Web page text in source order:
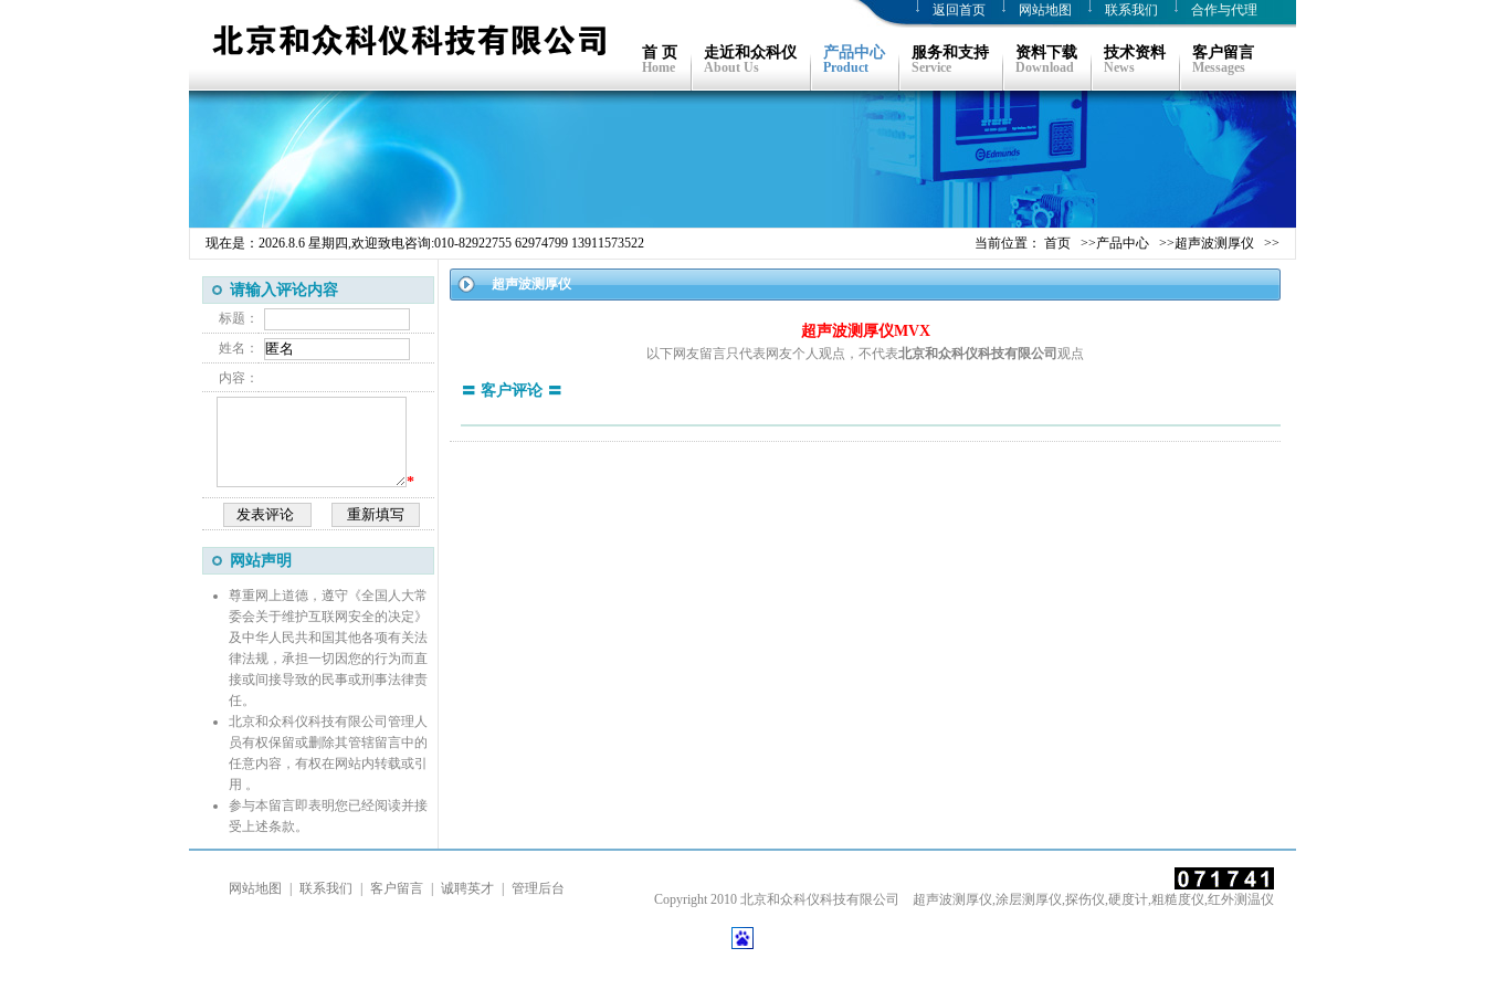
返回首页 网站地图 联系我们 合作与代理
首 页
Home
走近和众科仪
About Us
产品中心
Product
服务和支持
Service
资料下载
Download
技术资料
News
客户留言
Messages
现在是： 2026.8.6 星期四,欢迎致电咨询:010-82922755 62974799 13911573522 当前位置： 首页 >>产品中心 >>超声波测厚仪 >>
请输入评论内容
标题：
姓名：
内容：
*
网站声明
尊重网上道德，遵守《全国人大常
委会关于维护互联网安全的决定》
及中华人民共和国其他各项有关法
律法规，承担一切因您的行为而直
接或间接导致的民事或刑事法律责
任。
北京和众科仪科技有限公司管理人
员有权保留或删除其管辖留言中的
任意内容，有权在网站内转载或引
用 。
参与本留言即表明您已经阅读并接
受上述条款。
超声波测厚仪
超声波测厚仪MVX
以下网友留言只代表网友个人观点，不代表北京和众科仪科技有限公司 观点
〓 客户评论 〓
网站地图 联系我们 客户留言 诚聘英才 管理后台
Copyright 2010 北京和众科仪科技有限公司 超声波测厚仪,涂层测厚仪,探伤仪,硬度计,粗糙度仪,红外测温仪